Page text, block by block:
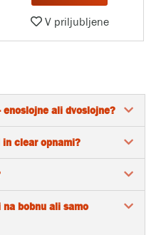
V priljubljene
enoslojne ali dvoslojne?
in clear opnami?
bobnu ali samo